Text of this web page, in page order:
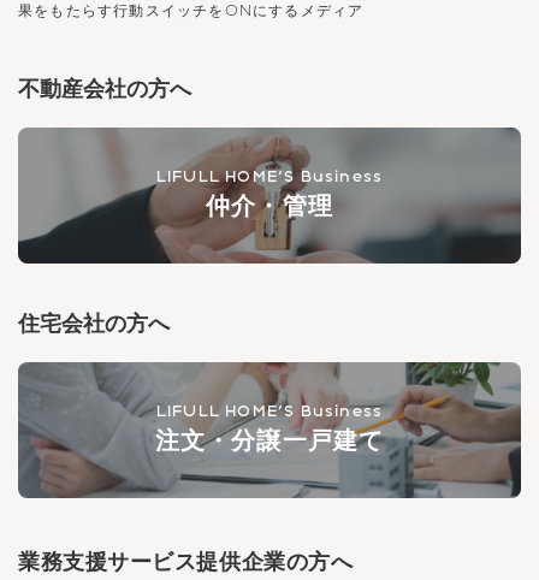
果をもたらす行動スイッチを ON にするメディア
不動産会社の方へ
LIFULL HOME'S Business
仲介・管理
住宅会社の方へ
LIFULL HOME'S Business
注文・分譲一戸建て
業務支援サービス提供企業の方へ